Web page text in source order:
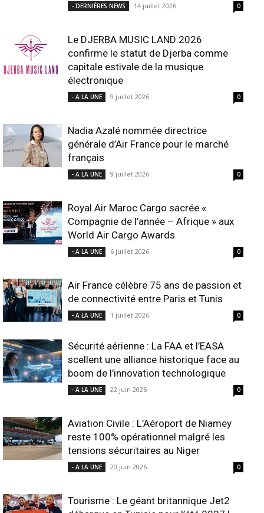
- DERNIÈRES NEWS 14 juillet 2026 0
Le DJERBA MUSIC LAND 2026
confirme le statut de Djerba comme
capitale estivale de la musique
électronique
- A LA UNE 9 juillet 2026 0
Nadia Azalé nommée directrice
générale d’Air France pour le marché
français
- A LA UNE 9 juillet 2026 0
Royal Air Maroc Cargo sacrée «
Compagnie de l’année – Afrique » aux
World Air Cargo Awards
- A LA UNE 6 juillet 2026 0
Air France célèbre 75 ans de passion et
de connectivité entre Paris et Tunis
- A LA UNE 1 juillet 2026 0
Sécurité aérienne : La FAA et l’EASA
scellent une alliance historique face au
boom de l’innovation technologique
- A LA UNE 22 juin 2026 0
Aviation Civile : L’Aéroport de Niamey
reste 100% opérationnel malgré les
tensions sécuritaires au Niger
- A LA UNE 20 juin 2026 0
Tourisme : Le géant britannique Jet2